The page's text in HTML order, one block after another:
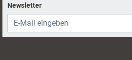
Newsletter